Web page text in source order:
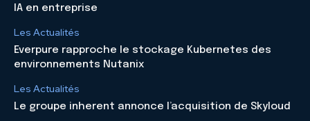
IA en entreprise
Les Actualités
Everpure rapproche le stockage Kubernetes des
environnements Nutanix
Les Actualités
Le groupe inherent annonce l’acquisition de Skyloud